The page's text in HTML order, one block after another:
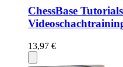
ChessBase
13,97 €